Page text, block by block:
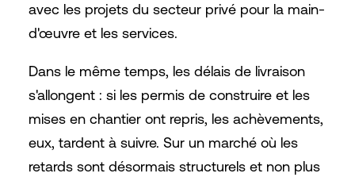
avec les projets du secteur privé pour la main-
d'œuvre et les services.
Dans le même temps, les délais de livraison
s'allongent : si les permis de construire et les
mises en chantier ont repris, les achèvements,
eux, tardent à suivre. Sur un marché où les
retards sont désormais structurels et non plus